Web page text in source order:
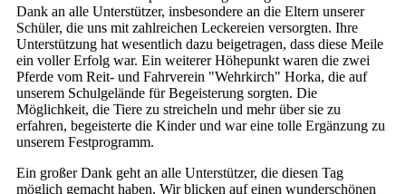
Dank an alle Unterstützer, insbesondere an die Eltern unserer
Schüler, die uns mit zahlreichen Leckereien versorgten. Ihre
Unterstützung hat wesentlich dazu beigetragen, dass diese Meile
ein voller Erfolg war. Ein weiterer Höhepunkt waren die zwei
Pferde vom Reit- und Fahrverein "Wehrkirch" Horka, die auf
unserem Schulgelände für Begeisterung sorgten. Die
Möglichkeit, die Tiere zu streicheln und mehr über sie zu
erfahren, begeisterte die Kinder und war eine tolle Ergänzung zu
unserem Festprogramm.
Ein großer Dank geht an alle Unterstützer, die diesen Tag
möglich gemacht haben. Wir blicken auf einen wunderschönen